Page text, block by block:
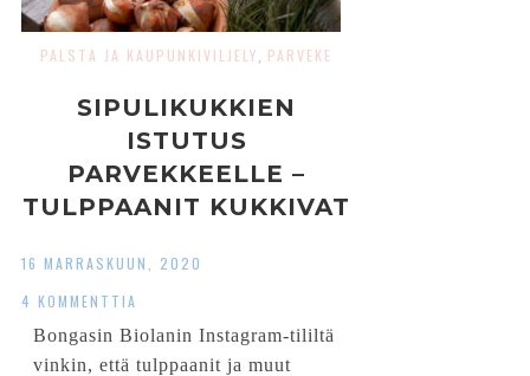
PALSTA JA KAUPUNKIVILJELY PARVEKE
SIPULIKUKKIEN
ISTUTUS
PARVEKKEELLE –
TULPPAANIT KUKKIVAT
16 MARRASKUUN, 2020
4 KOMMENTTIA
Bongasin Biolanin Instagram-tililtä
vinkin, että tulppaanit ja muut